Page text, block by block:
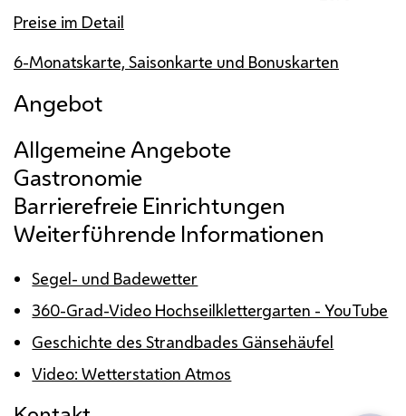
Preise im Detail
6-Monatskarte, Saisonkarte und Bonuskarten
Angebot
Weiterführende Informationen
Segel- und Badewetter
360-Grad-Video Hochseilklettergarten - YouTube
Geschichte des Strandbades Gänsehäufel
Video: Wetterstation Atmos